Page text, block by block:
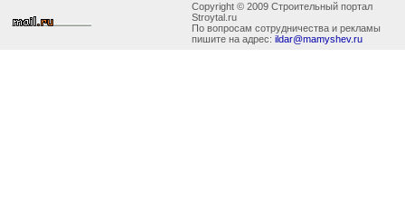
Copyright © 2009 Строительный портал
Stroytal.ru
По вопросам сотрудничества и рекламы
пишите на адрес: ildar@mamyshev.ru